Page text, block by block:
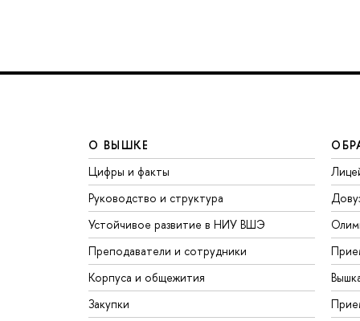
О ВЫШКЕ
Цифры и факты
Руководство и структура
Устойчивое развитие в НИУ ВШЭ
Преподаватели и сотрудники
Корпуса и общежития
Закупки